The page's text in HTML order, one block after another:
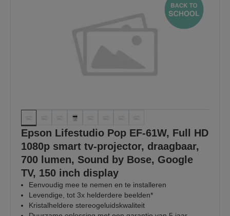
Epson Lifestudio Pop EF-61W, Full HD
1080p smart tv-projector, draagbaar,
700 lumen, Sound by Bose, Google
TV, 150 inch display
Eenvoudig mee te nemen en te installeren
Levendige, tot 3x helderdere beelden*
Kristalheldere stereogeluidskwaliteit